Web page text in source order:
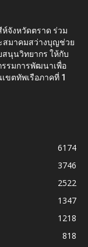
จังหวัดตราด ร่วม
สมาคมสว่างบุญช่วย
นุนวิทยากร ให้กับ
รมการพัฒนาเพื่อ
ขตทัพเรือภาคที่ 1
6174
3746
2522
1347
1218
818